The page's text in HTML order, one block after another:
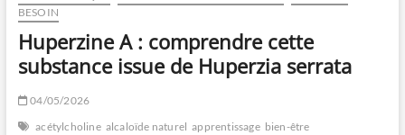
BESOIN
Huperzine A : comprendre cette
substance issue de Huperzia serrata
04/05/2026
acétylcholine alcaloïde naturel apprentissage bien-être